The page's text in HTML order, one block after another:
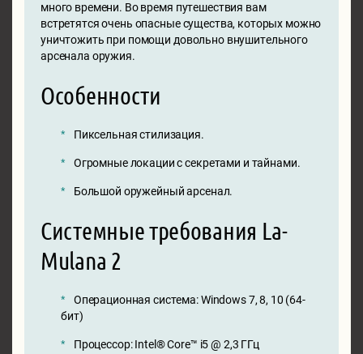
много времени. Во время путешествия вам
встретятся очень опасные существа, которых можно
уничтожить при помощи довольно внушительного
арсенала оружия.
Особенности
Пиксельная стилизация.
Огромные локации с секретами и тайнами.
Большой оружейный арсенал.
Системные требования La-
Mulana 2
Операционная система: Windows 7, 8, 10 (64-
бит)
Процессор: Intel® Core™ i5 @ 2,3 ГГц